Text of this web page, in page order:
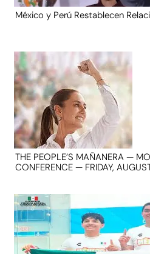
México y Perú Restablecen
THE PEOPLE’S MAÑANERA —
CONFERENCE — FRIDAY,